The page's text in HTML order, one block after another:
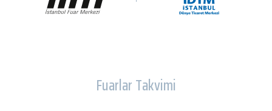
Fuarlar Takvimi